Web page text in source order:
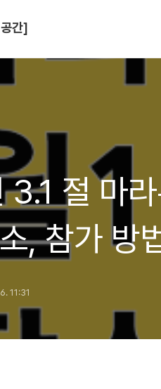
간]
절 마
, 참가 방
11:31